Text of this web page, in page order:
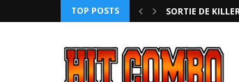
TOP POSTS
AVEC ROLLBACK... SORTIE DE